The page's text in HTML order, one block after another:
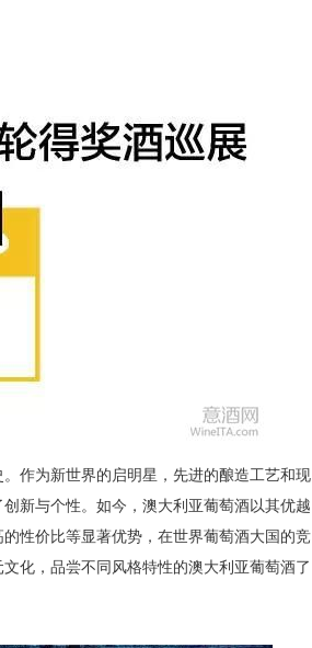
作为新世界的启明星，先进的酿造工艺和现
新与个性。如今，澳大利亚葡萄酒以其优越
性价比等显著优势，在世界葡萄酒大国的竞
化，品尝不同风格特性的澳大利亚葡萄酒了